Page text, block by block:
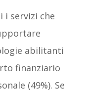
i servizi che
abilitanti
finanziario
(49%). Se